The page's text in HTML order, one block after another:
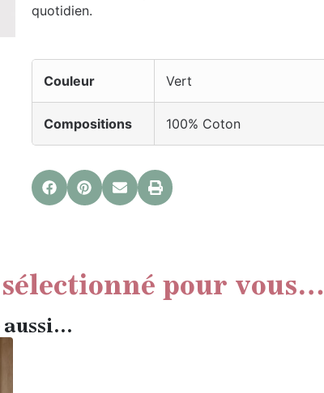
quotidien.
Couleur Vert
Compositions 100% Coton
pour vous…
aussi…